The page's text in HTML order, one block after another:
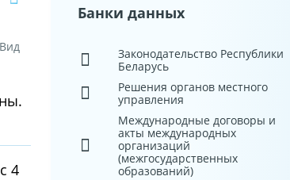
Вид
4
Банки данных
Законодательство Республики
Беларусь
Решения органов местного
управления
Международные договоры и
акты международных
организаций
(межгосударственных
образований)